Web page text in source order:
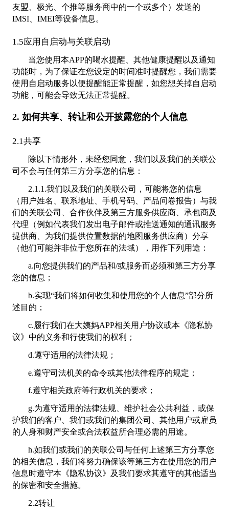
友盟、极光、个推等服务商中的一个或多个）发送的
IMSI、IMEI等设备信息。
1.5应用自启动与关联启动
当您使用本APP的喝水提醒、其他健康提醒以及通知
功能时，为了保证在您设定的时间准时提醒您，我们需要
使用自启动服务以便提醒能正常提醒，如您想关掉自启动
功能，可能会导致无法正常提醒。
2. 如何共享、转让和公开披露您的个人信息
2.1共享
除以下情形外，未经您同意，我们以及我们的关联公
司不会与任何第三方分享您的信息：
2.1.1.我们以及我们的关联公司，可能将您的信息
（用户姓名、联系地址、手机号码、产品问卷报告）与我
们的关联公司、合作伙伴及第三方服务供应商、承包商及
代理（例如代表我们发出电子邮件或推送通知的通讯服务
提供商、为我们提供位置数据的地图服务供应商）分享
（他们可能并非位于您所在的法域），用作下列用途：
a.向您提供我们的产品和/或服务而必须和第三方分享
您的信息；
b.实现“我们将如何收集和使用您的个人信息”部分所
述目的；
c.履行我们在大姨妈APP相关用户协议或本《隐私协
议》中的义务和行使我们的权利；
d.遵守适用的法律法规；
e.遵守司法机关的命令或其他法律程序的规定；
f.遵守相关政府等行政机关的要求；
g.为遵守适用的法律法规、维护社会公共利益，或保
护我们的客户、我们或我们的集团公司、其他用户或雇员
的人身和财产安全或合法权益所合理必需的用途。
h.如我们或我们的关联公司与任何上述第三方分享您
的相关信息，我们将努力确保该等第三方在使用您的用户
信息时遵守本《隐私协议》及我们要求其遵守的其他适当
的保密和安全措施。
2.2转让